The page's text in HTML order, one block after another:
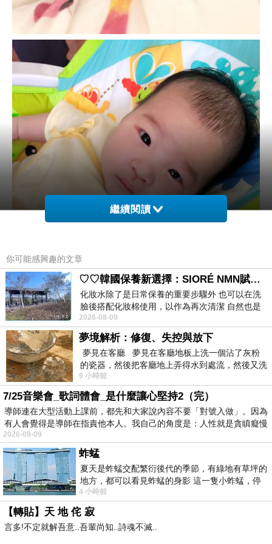
31歲時若然結婚生小孩，現在小孩已11歲了，收
到法鼓山短期出家取錄通知的那個冬天，跟唯一
去過幾次街的相親對象分別，下山後回到圈子。
八字師傅說我命中有2段婚姻1個情人，幸好那時
沒有為生孩子而結婚，其實我對結婚幾乎沒有興
趣，穿婚紗拍婚照也可有可無。
感情上就一種男生性格，怕麻煩，怕給束綁和習
慣性的平庸。
繼續閱讀
你可能感興趣的文章
♡♡韓國保養新選擇：SIORÉ NMN賦活泡泡化妝水♡♡
化妝水除了是日常保養的重要步驟外 也可以在洗
臉後搭配化妝棉使用，以作為再次清潔 自然也是
我的保養必備品項 不過，我對於化妝
2026-08-09
夢境解析：修復、失控與放下
夢見在客廳 夢見在客廳地板上洗一個沾了灰粉
的瓷器，然後把客廳地上弄得水到處流，然後又洗
一頂棒球潮帽，後來發現帽
9 小時前
7/25音樂會_歌詞體會_是什麼讓心堅持2（完）
導師連在大型活動上課前，都先和大家說內容不要「對號入做」。因為
有人會覺得是導師在指責他本人。我自己的角度是：人性就是貪瞋癡慢
2026-08-09
蚱蜢
夏天是蚱蜢交配繁衍後代的季節，有綠地有草坪的
地方，都可以看見蚱蜢的身影 這一隻小蚱蜢，停
在車頂上，怎麼樣小心驅趕，都無動
4 小時前
【轉貼】天 地 侘 寂
言多!不定就解吾意..吾輩尚知..詩魂不滅..